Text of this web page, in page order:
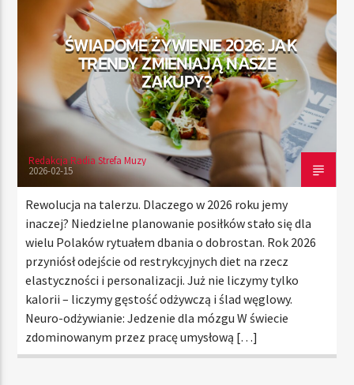
TERAZ
RADIO STREFA MUZY
00:00 24:00
ŚWIADOME ŻYWIENIE 2026: JAK
TRENDY ZMIENIAJĄ NASZE
ZAKUPY?
Redakcja Radia Strefa Muzy
2026-02-15
Rewolucja na talerzu. Dlaczego w 2026 roku jemy
inaczej? Niedzielne planowanie posiłków stało się dla
wielu Polaków rytuałem dbania o dobrostan. Rok 2026
przyniósł odejście od restrykcyjnych diet na rzecz
elastyczności i personalizacji. Już nie liczymy tylko
kalorii – liczymy gęstość odżywczą i ślad węglowy.
Neuro-odżywianie: Jedzenie dla mózgu W świecie
zdominowanym przez pracę umysłową […]